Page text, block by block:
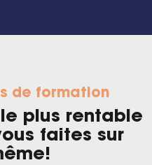
de formation
plus rentable
faites sur